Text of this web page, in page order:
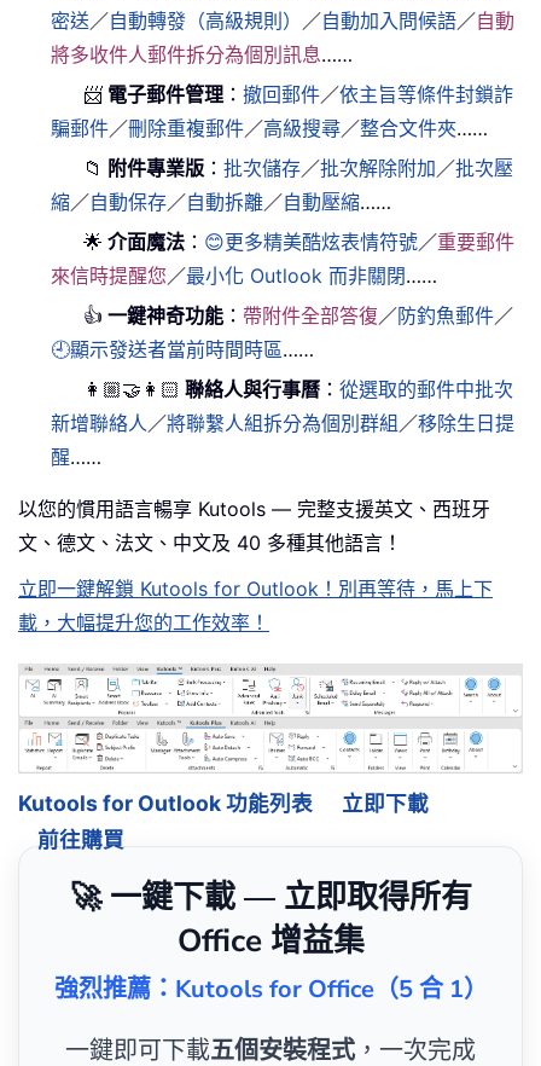
密送 ／自動轉發（高級規則） ／自動加入問候語／自動
將多收件人郵件拆分為個別訊息……
📨 電子郵件管理 ：撤回郵件／依主旨等條件封鎖詐
騙郵件／刪除重複郵件／高級搜尋／整合文件夾……
📁 附件專業版 ：批次儲存／批次解除附加 ／批次壓
縮／自動保存／自動拆離／自動壓縮……
🌟 介面魔法 ： 😊更多精美酷炫表情符號／重要郵件
來信時提醒您 ／最小化 Outlook 而非關閉……
👍 一鍵神奇功能 ： 帶附件全部答復 ／防釣魚郵件／
🕘顯示發送者當前時間時區……
👩🏼‍🤝‍👩🏻 聯絡人與行事曆 ：從選取的郵件中批次
新增聯絡人 ／將聯繫人組拆分為個別群組 ／移除生日提
醒……
以您的慣用語言暢享 Kutools — 完整支援英文、西班牙
文、德文、法文、中文及 40 多種其他語言！
立即一鍵解鎖 Kutools for Outlook！別再等待，馬上下
載，大幅提升您的工作效率！
Kutools for Outlook 功能列表
立即下載
前往購買
🚀 一鍵下載 — 立即取得所有
Office 增益集
強烈推薦：Kutools for Office（5 合 1）
一鍵即可下載五個安裝程式 ，一次完成